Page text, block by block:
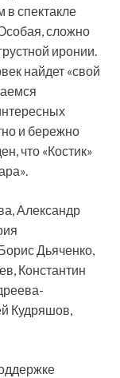
в спектакле
сложно
иронии.
найдет «свой
и бережно
что «Костик»
Александр
Дьяченко,
Константин
Кудряшов,